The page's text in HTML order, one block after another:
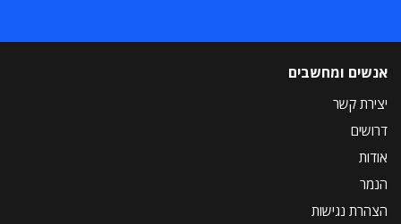
אנשים ומחשבים
יצירת קשר
דרושים
אודות
הנמר
הצהרת נגישות